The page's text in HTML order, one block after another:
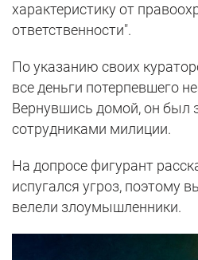
характеристику от
ответственности".
По указанию своих
все деньги потерпевшего
Вернувшись домой, он был
сотрудниками милиции.
На допросе фигурант
испугался угроз, поэтому
велели злоумышленники.